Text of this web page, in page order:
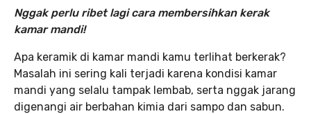
Nggak perlu ribet lagi cara membersihkan kerak
kamar mandi!
Apa keramik di kamar mandi kamu terlihat berkerak?
Masalah ini sering kali terjadi karena kondisi kamar
mandi yang selalu tampak lembab, serta nggak jarang
digenangi air berbahan kimia dari sampo dan sabun.